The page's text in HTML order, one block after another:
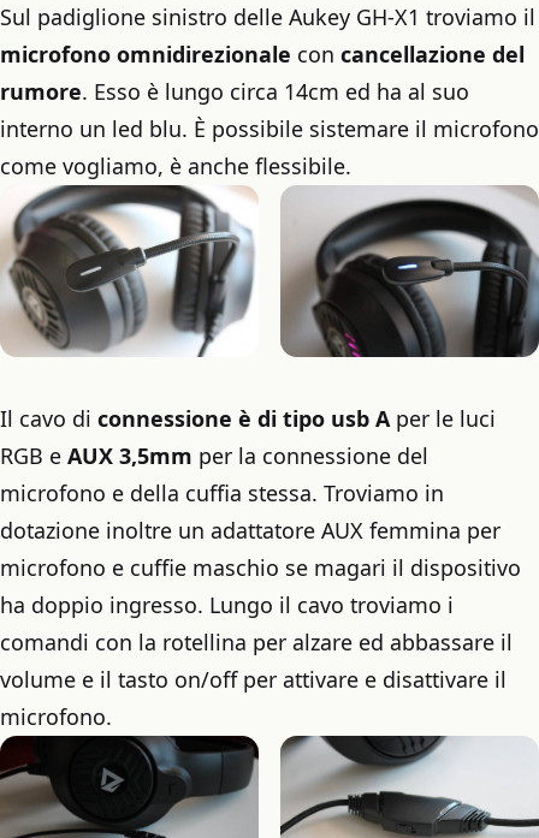
Sul padiglione sinistro delle Aukey GH-X1 troviamo il
microfono omnidirezionale con cancellazione del
rumore. Esso è lungo circa 14cm ed ha al suo
interno un led blu. È possibile sistemare il microfono
come vogliamo, è anche flessibile.
Il cavo di connessione è di tipo usb Aper le luci
RGB e AUX 3,5mm per la connessione del
microfono e della cuffia stessa. Troviamo in
dotazione inoltre un adattatore AUX femmina per
microfono e cuffie maschio se magari il dispositivo
ha doppio ingresso. Lungo il cavo troviamo i
comandi con la rotellina per alzare ed abbassare il
volume e il tasto on/off per attivare e disattivare il
microfono.